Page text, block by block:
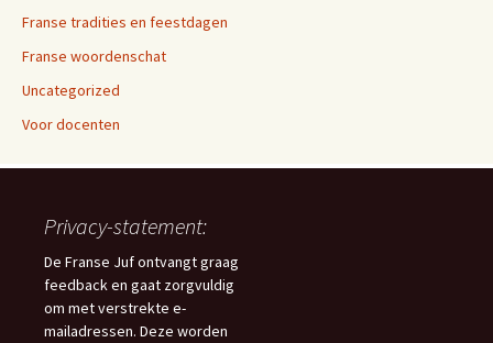
Franse tradities en feestdagen
Franse woordenschat
Uncategorized
Voor docenten
Privacy-statement:
De Franse Juf ontvangt graag
feedback en gaat zorgvuldig
om met verstrekte e-
mailadressen. Deze worden